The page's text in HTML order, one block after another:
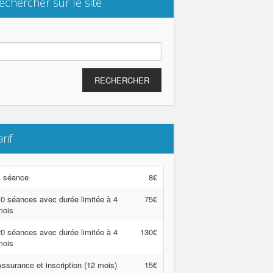
:
séance
8€
séances avec durée limitée à 4
75€
séances avec durée limitée à 4
130€
et inscription (12 mois) 15€